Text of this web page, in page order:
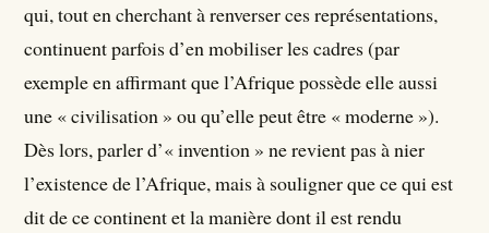
qui, tout en cherchant à renverser ces représentations,
continuent parfois d’en mobiliser les cadres (par
exemple en affirmant que l’Afrique possède elle aussi
une « civilisation » ou qu’elle peut être « moderne »).
Dès lors, parler d’« invention » ne revient pas à nier
l’existence de l’Afrique, mais à souligner que ce qui est
dit de ce continent et la manière dont il est rendu